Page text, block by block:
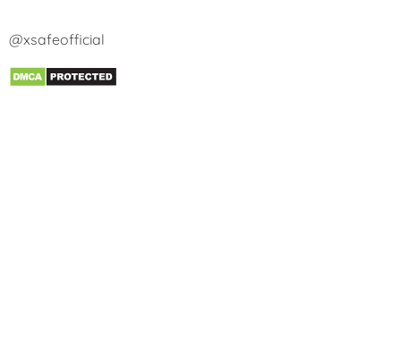
@xsafeofficial